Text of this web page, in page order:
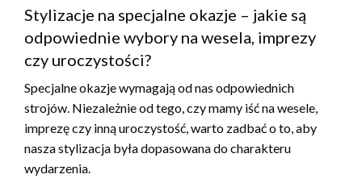
Stylizacje na specjalne okazje – jakie są
odpowiednie wybory na wesela, imprezy
czy uroczystości?
Specjalne okazje wymagają od nas odpowiednich
strojów. Niezależnie od tego, czy mamy iść na wesele,
imprezę czy inną uroczystość, warto zadbać o to, aby
nasza stylizacja była dopasowana do charakteru
wydarzenia.